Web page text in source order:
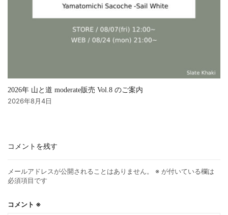
2026年 山と道 moderate販売 Vol.8 のご案内
2026年8月4日
コメントを残す
メールアドレスが公開されることはありません。 ※ が付いている欄は
必須項目です
コメント ※